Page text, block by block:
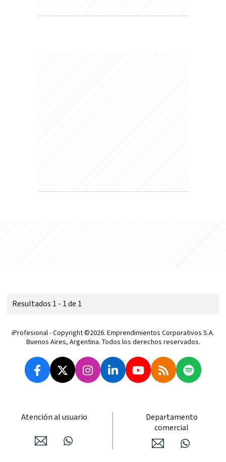
Resultados 1 - 1 de 1
iProfesional - Copyright ©2026. Emprendimientos Corporativos S.A.
Buenos Aires, Argentina. Todos los derechos reservados.
Atención al usuario
Departamento
comercial